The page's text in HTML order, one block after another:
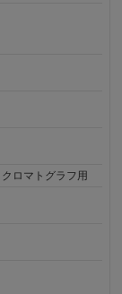
クロマトグラフ用